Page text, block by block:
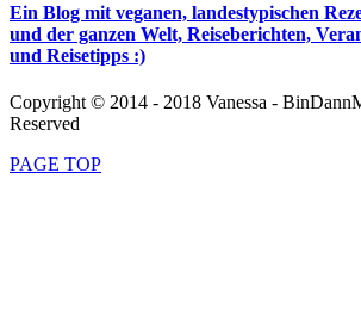
Ein Blog mit veganen, landestypischen
und der ganzen Welt, Reiseberichten,
und Reisetipps :)
Copyright © 2014 - 2018 Vanessa -
Reserved
PAGE TOP